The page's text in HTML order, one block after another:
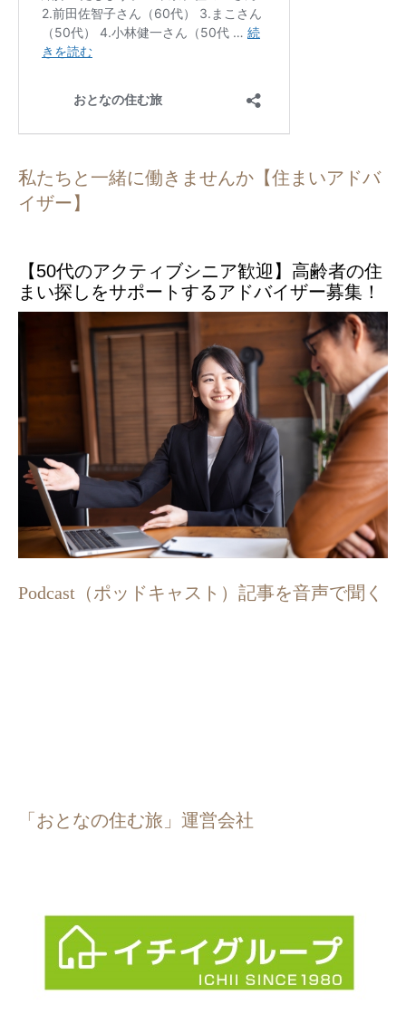
私たちと一緒に働きませんか【住まいアドバ
イザー】
【50代のアクティブシニア歓迎】高齢者の住
まい探しをサポートするアドバイザー募集！
Podcast（ポッドキャスト）記事を音声で聞く
「おとなの住む旅」運営会社